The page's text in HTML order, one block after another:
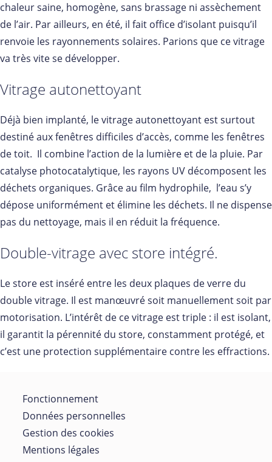
chaleur saine, homogène, sans brassage ni assèchement
de l’air. Par ailleurs, en été, il fait office d’isolant puisqu’il
renvoie les rayonnements solaires. Parions que ce vitrage
va très vite se développer.
Vitrage autonettoyant
Déjà bien implanté, le vitrage autonettoyant est surtout
destiné aux fenêtres difficiles d’accès, comme les fenêtres
de toit. Il combine l’action de la lumière et de la pluie. Par
catalyse photocatalytique, les rayons UV décomposent les
déchets organiques. Grâce au film hydrophile, l’eau s’y
dépose uniformément et élimine les déchets. Il ne dispense
pas du nettoyage, mais il en réduit la fréquence.
Double-vitrage avec store intégré.
Le store est inséré entre les deux plaques de verre du
double vitrage. Il est manœuvré soit manuellement soit par
motorisation. L’intérêt de ce vitrage est triple : il est isolant,
il garantit la pérennité du store, constamment protégé, et
c’est une protection supplémentaire contre les effractions.
Fonctionnement
Données personnelles
Gestion des cookies
Mentions légales